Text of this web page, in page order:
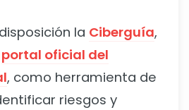
la Ciberguía,
portal oficial del
, como herramienta de
riesgos y